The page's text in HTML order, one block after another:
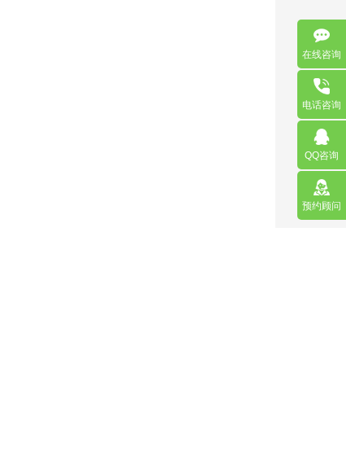
在线咨询
电话咨询
QQ咨询
预约顾问